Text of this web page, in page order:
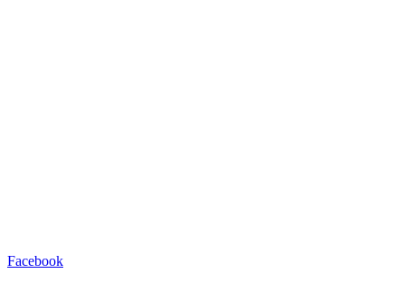
Facebook